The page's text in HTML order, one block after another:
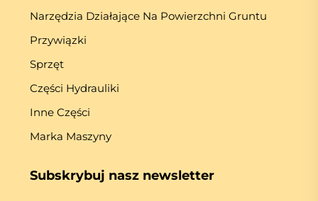
Narzędzia Działające Na Powierzchni Gruntu
Przywiązki
Sprzęt
Części Hydrauliki
Inne Części
Marka Maszyny
Subskrybuj nasz newsletter